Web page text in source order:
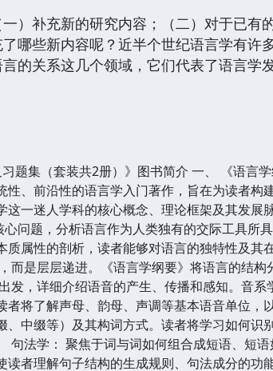
）补充新的研究内容；（二）对于已有
哪些新内容呢？近半个世纪语言学有许
的关系这几个领域，它们代表了语言学
习题集（套装共2册）》图书简介 一、 《语
性、前沿性的语言学入门著作，旨在为读者
这一迷人学科的核心概念、理论框架及其发
心问题，分析语言作为人类独有的交际工具所
质属性的剖析，读者能够对语言的独特性及其
而是层层递进。《语言学纲要》将语言的结
发，详细介绍语音的产生、传播和感知。音
者将了解声母、韵母、声调等基本语音单位
、中缀等）及其构词方式。读者将学习如何
句法学： 聚焦于词与词如何组合成短语、短
读者理解句子结构的生成规则、句法成分的功